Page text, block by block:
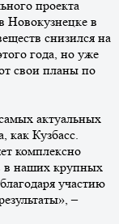
проекта
Новокузнецке в
снизился на
года, но уже
свои планы по
актуальных
как Кузбасс.
комплексно
в наших крупных
участию
–